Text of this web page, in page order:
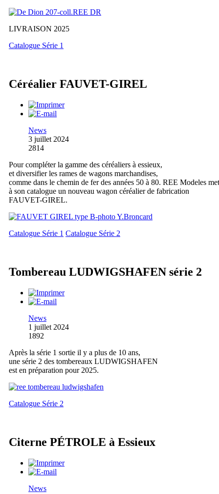
LIVRAISON 2025
Catalogue Série 1
Céréalier FAUVET-GIREL
News
3 juillet 2024
2814
Pour compléter la gamme des céréaliers à essieux,
et diversifier les rames de wagons marchandises,
comme dans le chemin de fer des années 50 à 80. REE Modeles met
à son catalogue un nouveau wagon céréalier de fabrication
FAUVET-GIREL.
Catalogue Série 1 Catalogue Série 2
Tombereau LUDWIGSHAFEN série 2
News
1 juillet 2024
1892
Après la série 1 sortie il y a plus de 10 ans,
une série 2 des tombereaux LUDWIGSHAFEN
est en préparation pour 2025.
Catalogue Série 2
Citerne PÉTROLE à Essieux
News